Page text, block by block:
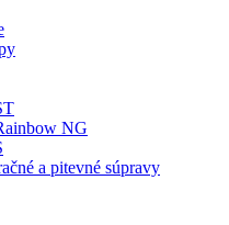
NG
a pitevné súpravy